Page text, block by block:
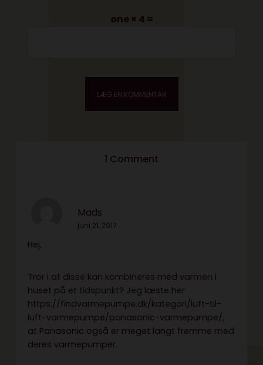
one × 4 =
1 Comment
Mads
juni 21, 2017
Hej,
Tror i at disse kan kombineres med varmen i
huset på et tidspunkt? Jeg læste her
https://findvarmepumpe.dk/kategori/luft-til-
luft-varmepumpe/panasonic-varmepumpe/,
at Panasonic også er meget langt fremme med
deres varmepumper.